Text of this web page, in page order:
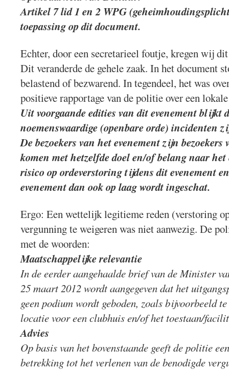
Artikel 7 lid 1 en 2 WPG
toepassing op dit document.
Echter, door een secretarieel foutje, kregen wij
Dit veranderde de gehele zaak. In het document
belastend of bezwarend. In tegendeel, het was
positieve rapportage van de politie over een
Uit voorgaande edities van dit evenement blijkt
noemenswaardige (openbare orde) incidenten
De bezoekers van het evenement zijn bezoekers
komen met hetzelfde doel en/of belang naar
risico op ordeverstoring tijdens dit evenement
evenement dan ook op laag wordt ingeschat.
Ergo: Een wettelijk legitieme reden (verstoring
vergunning te weigeren was niet aanwezig. De
met de woorden:
Maatschappelijke relevantie
In de eerder aangehaalde brief van de Minister
25 maart 2012 wordt aangegeven dat het
geen podium wordt geboden, zoals bijvoorbeeld
locatie voor een clubhuis en/of het toestaan/
Advies
Op basis van het bovenstaande geeft de politie
betrekking tot het verlenen van de benodigde